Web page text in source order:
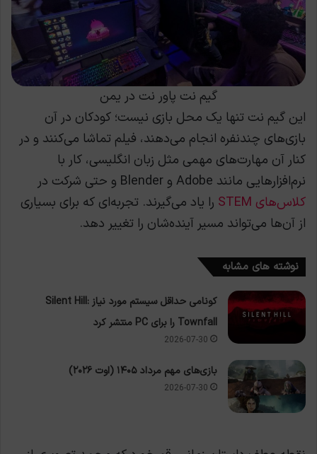
گیم نت پاور نت در یمن
این گیم نت تنها یک محل بازی نیست؛ کودکان در آن
بازی‌های چندنفره انجام می‌دهند، فیلم تماشا می‌کنند و در
کنار آن مهارت‌های مهمی مثل زبان انگلیسی، کار با
نرم‌افزارهایی مانند Adobe و Blender و حتی شرکت در
کلاس‌های STEM
را یاد می‌گیرند. تجربه‌ای که برای بسیاری
از آن‌ها می‌تواند مسیر آینده‌شان را تغییر دهد.
نوشته های مشابه
کونامی حداقل سیستم مورد نیاز Silent Hill:
Townfall را برای PC منتشر کرد
2026-07-30
بازی‌های مهم مرداد ۱۴۰۵ (اوت ۲۰۲۶)
2026-07-30